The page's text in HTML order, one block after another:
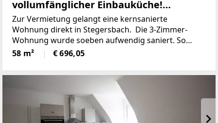
vollumfänglicher Einbauküche!
(Provisionsfrei)
Zur Vermietung gelangt eine kernsanierte
Wohnung direkt in Stegersbach. Die 3-Zimmer-
Wohnung wurde soeben aufwendig saniert. So
wurde unter anderem dieElektronik gänzlich
erneuert und für einen niedrigen
58 m² € 696,05